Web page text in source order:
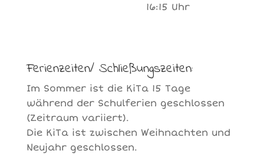
16:15 Uhr
Ferienzeiten/ Schließungszeiten:
Im Sommer ist die KiTa 15 Tage
während der Schulferien geschlossen
(Zeitraum variiert).
Die KiTa ist zwischen Weihnachten und
Neujahr geschlossen.